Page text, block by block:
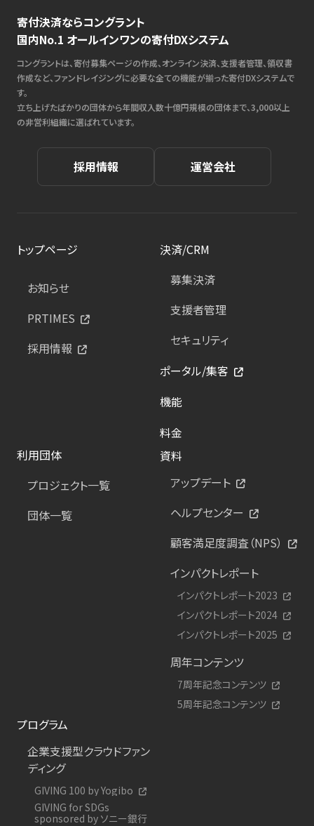
寄付決済ならコングラント
国内No.1 オールインワンの寄付DXシステム
コングラントは、寄付募集ページの作成、オンライン決済、支援者管理、領収書
作成など、ファンドレイジングに必要な全ての機能が揃った寄付DXシステムで
す。
立ち上げたばかりの団体から年間収入数十億円規模の団体まで、3,000以上
の非営利組織に選ばれています。
採用情報 運営会社
トップページ
お知らせ
PRTIMES
採用情報
決済/CRM
募集決済
支援者管理
セキュリティ
ポータル/集客
機能
料金
利用団体
プロジェクト一覧
団体一覧
資料
アップデート
ヘルプセンター
顧客満足度調査（NPS）
インパクトレポート
インパクトレポート2023
インパクトレポート2024
インパクトレポート2025
周年コンテンツ
7周年記念コンテンツ
5周年記念コンテンツ
プログラム
企業支援型クラウドファン
ディング
GIVING 100 by Yogibo
GIVING for SDGs
sponsored by ソニー銀行